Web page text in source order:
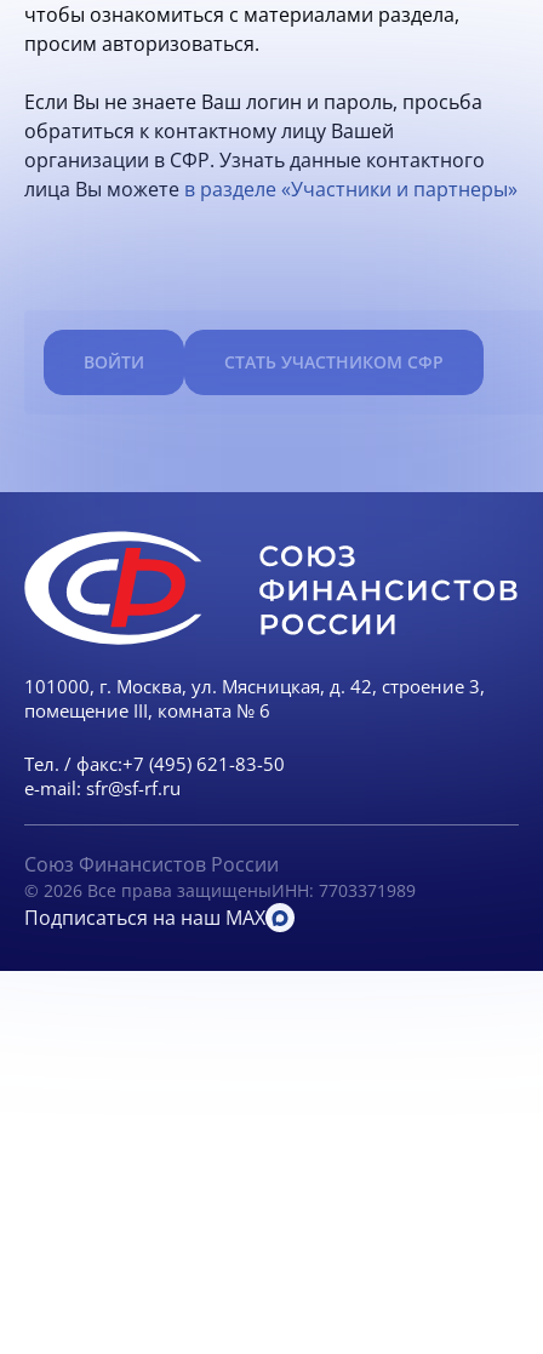
Вступить
чтобы ознакомиться с материалами раздела,
просим авторизоваться.
Если Вы не знаете Ваш логин и пароль, просьба
обратиться к контактному лицу Вашей
организации в СФР. Узнать данные контактного
лица Вы можете в разделе «Участники и партнеры»
ВОЙТИ СТАТЬ УЧАСТНИКОМ СФР
101000, г. Москва, ул. Мясницкая, д. 42, строение 3,
помещение III, комната № 6
Тел. / факс:+7 (495) 621-83-50
e-mail: sfr@sf-rf.ru
Союз Финансистов России
© 2026 Все права защищеныИНН: 7703371989
Подписаться на наш MAX